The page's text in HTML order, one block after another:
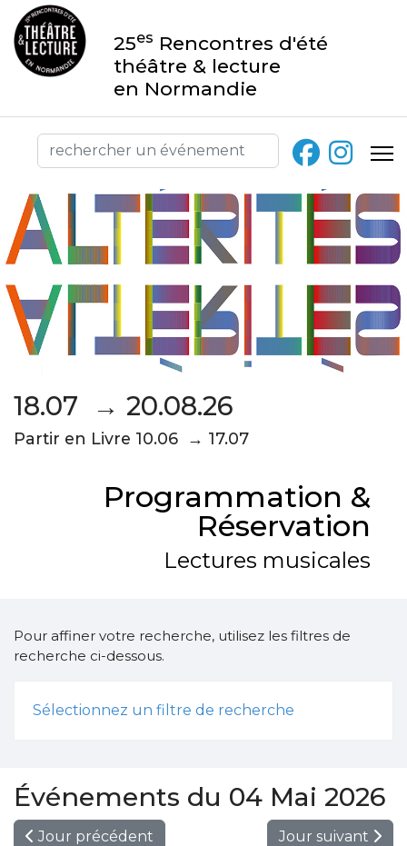
25es Rencontres d'été
théâtre & lecture
en Normandie
18.07 → 20.08.26
Partir en Livre 10.06 → 17.07
Programmation &
Réservation
Lectures musicales
Pour affiner votre recherche, utilisez les filtres de
recherche ci-dessous.
Sélectionnez un filtre de recherche
Événements du 04 Mai 2026
Jour précédent Jour suivant